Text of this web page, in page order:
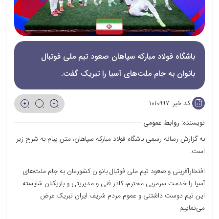
باشگاه فولاد مبارکه سپاهان صعود تیم ملی فوتبال
بانوان به جام ملت‌های آسیا را تبریک گفت.
کد خبر: ۱۰۱۰۹۹۷
نویسنده: روابط عمومی
به گزارش رسانه رسمی باشگاه فولاد مبارکه سپاهان، متن پیام به شرح زیر
است:
افتخارآفرینی و صعود تیم ملی فوتبال بانوان کشورمان به جام ملت‌های
آسیا را خدمت سرمربی محترم، کادر فنی و مدیریتی و بازیکنان شایسته
این تیم دوست داشتنی و عموم مردم شریف ایران تبریک عرض
می‌نماییم.